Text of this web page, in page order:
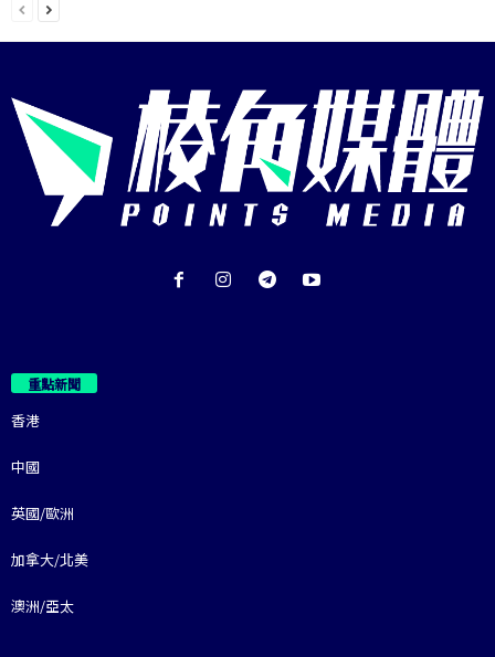
重點新聞
香港
中國
英國/歐洲
加拿大/北美
澳洲/亞太